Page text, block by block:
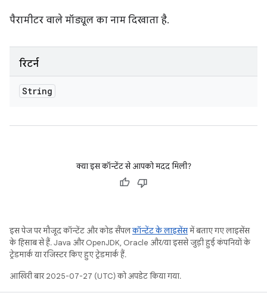
पैरामीटर वाले मॉड्यूल का नाम दिखाता है.
रिटर्न
String
क्या इस कॉन्टेंट से आपको मदद मिली?
इस पेज पर मौजूद कॉन्टेंट और कोड सैंपलकॉन्टेंट के लाइसेंसमें बताए गए लाइसेंस
के हिसाब से हैं. Java और OpenJDK, Oracle और/या इससे जुड़ी हुई कंपनियों के
ट्रेडमार्क या रजिस्टर किए हुए ट्रेडमार्क हैं.
आखिरी बार 2025-07-27 (UTC) को अपडेट किया गया.